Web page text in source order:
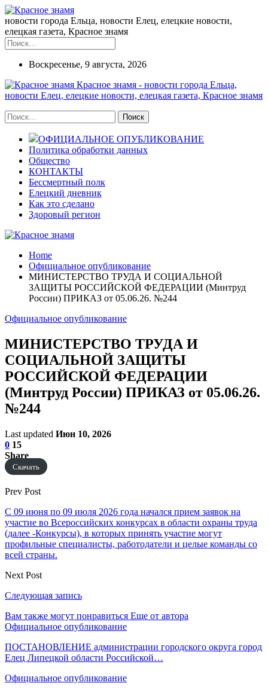
новости города Ельца, новости Елец, елецкие новости,
елецкая газета, Красное знамя
Воскресенье, 9 августа, 2026
Красное знамя - новости города Ельца,
новости Елец, елецкие новости, елецкая газета, Красное знамя
ОФИЦИАЛЬНОЕ ОПУБЛИКОВАНИЕ
Политика обработки данных
Общество
КОНТАКТЫ
Бессмертный полк
Елецкий дневник
Как это сделано
Здоровый регион
Home
Официальное опубликование
МИНИСТЕРСТВО ТРУДА И СОЦИАЛЬНОЙ
ЗАЩИТЫ РОССИЙСКОЙ ФЕДЕРАЦИИ (Минтруд
России) ПРИКАЗ от 05.06.26. №244
Официальное опубликование
МИНИСТЕРСТВО ТРУДА И
СОЦИАЛЬНОЙ ЗАЩИТЫ
РОССИЙСКОЙ ФЕДЕРАЦИИ
(Минтруд России) ПРИКАЗ от 05.06.26.
№244
Last updated Июн 10, 2026
0 15
Share
Скачать
Prev Post
С 09 июня по 09 июля 2026 года начался прием заявок на
участие во Всероссийских конкурсах в области охраны труда
(далее -Конкурсы), в которых принять участие могут
профильные специалисты, работодатели и целые команды со
всей страны.
Next Post
Следующая запись
Вам также могут понравиться Еще от автора
Официальное опубликование
ПОСТАНОВЛЕНИЕ администрации городского округа город
Елец Липецкой области Российской…
Официальное опубликование